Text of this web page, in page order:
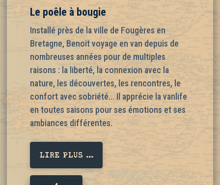
Le poêle à bougie
Installé près de la ville de Fougères en
Bretagne, Benoit voyage en van depuis de
nombreuses années pour de multiples
raisons : la liberté, la connexion avec la
nature, les découvertes, les rencontres, le
confort avec sobriété… Il apprécie la vanlife
en toutes saisons pour ses émotions et ses
ambiances différentes.
LIRE PLUS ...